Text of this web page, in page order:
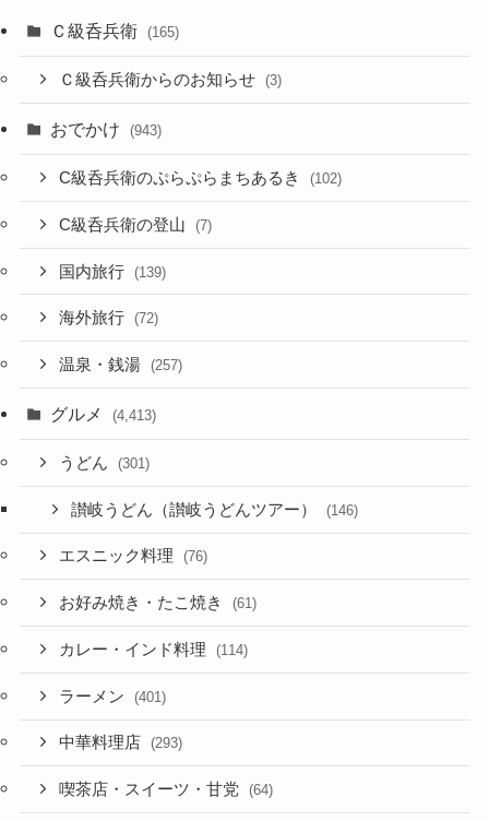
Ｃ級呑兵衛 (165)
Ｃ級呑兵衛からのお知らせ (3)
おでかけ (943)
C級呑兵衛のぷらぷらまちあるき (102)
C級呑兵衛の登山 (7)
国内旅行 (139)
海外旅行 (72)
温泉・銭湯 (257)
グルメ (4,413)
うどん (301)
讃岐うどん（讃岐うどんツアー） (146)
エスニック料理 (76)
お好み焼き・たこ焼き (61)
カレー・インド料理 (114)
ラーメン (401)
中華料理店 (293)
喫茶店・スイーツ・甘党 (64)